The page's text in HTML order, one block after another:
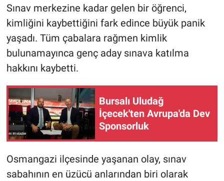
Sınav merkezine kadar gelen bir öğrenci,
kimliğini kaybettiğini fark edince büyük panik
yaşadı. Tüm çabalara rağmen kimlik
bulunamayınca genç aday sınava katılma
hakkını kaybetti.
Bursalı Uludağ
İçecek'ten Avrupa'da Dev
Sponsorluk
Osmangazi ilçesinde yaşanan olay, sınav
sabahının en üzücü anlarından biri olarak
Nöbetçi Eczaneler